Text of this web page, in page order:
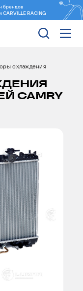
брендов
CARVILLE RACING
охлаждения
CAMRY